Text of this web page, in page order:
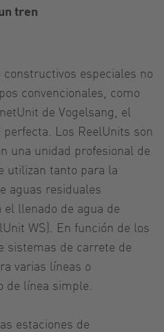
especiales no
convencionales, como
de Vogelsang, el
Los ReelUnits son
una unidad profesional de
utilizan tanto para la
aguas residuales
el llenado de agua de
WS). En función de los
sistemas de carrete de
varias líneas o
de línea simple.
estaciones de
tren